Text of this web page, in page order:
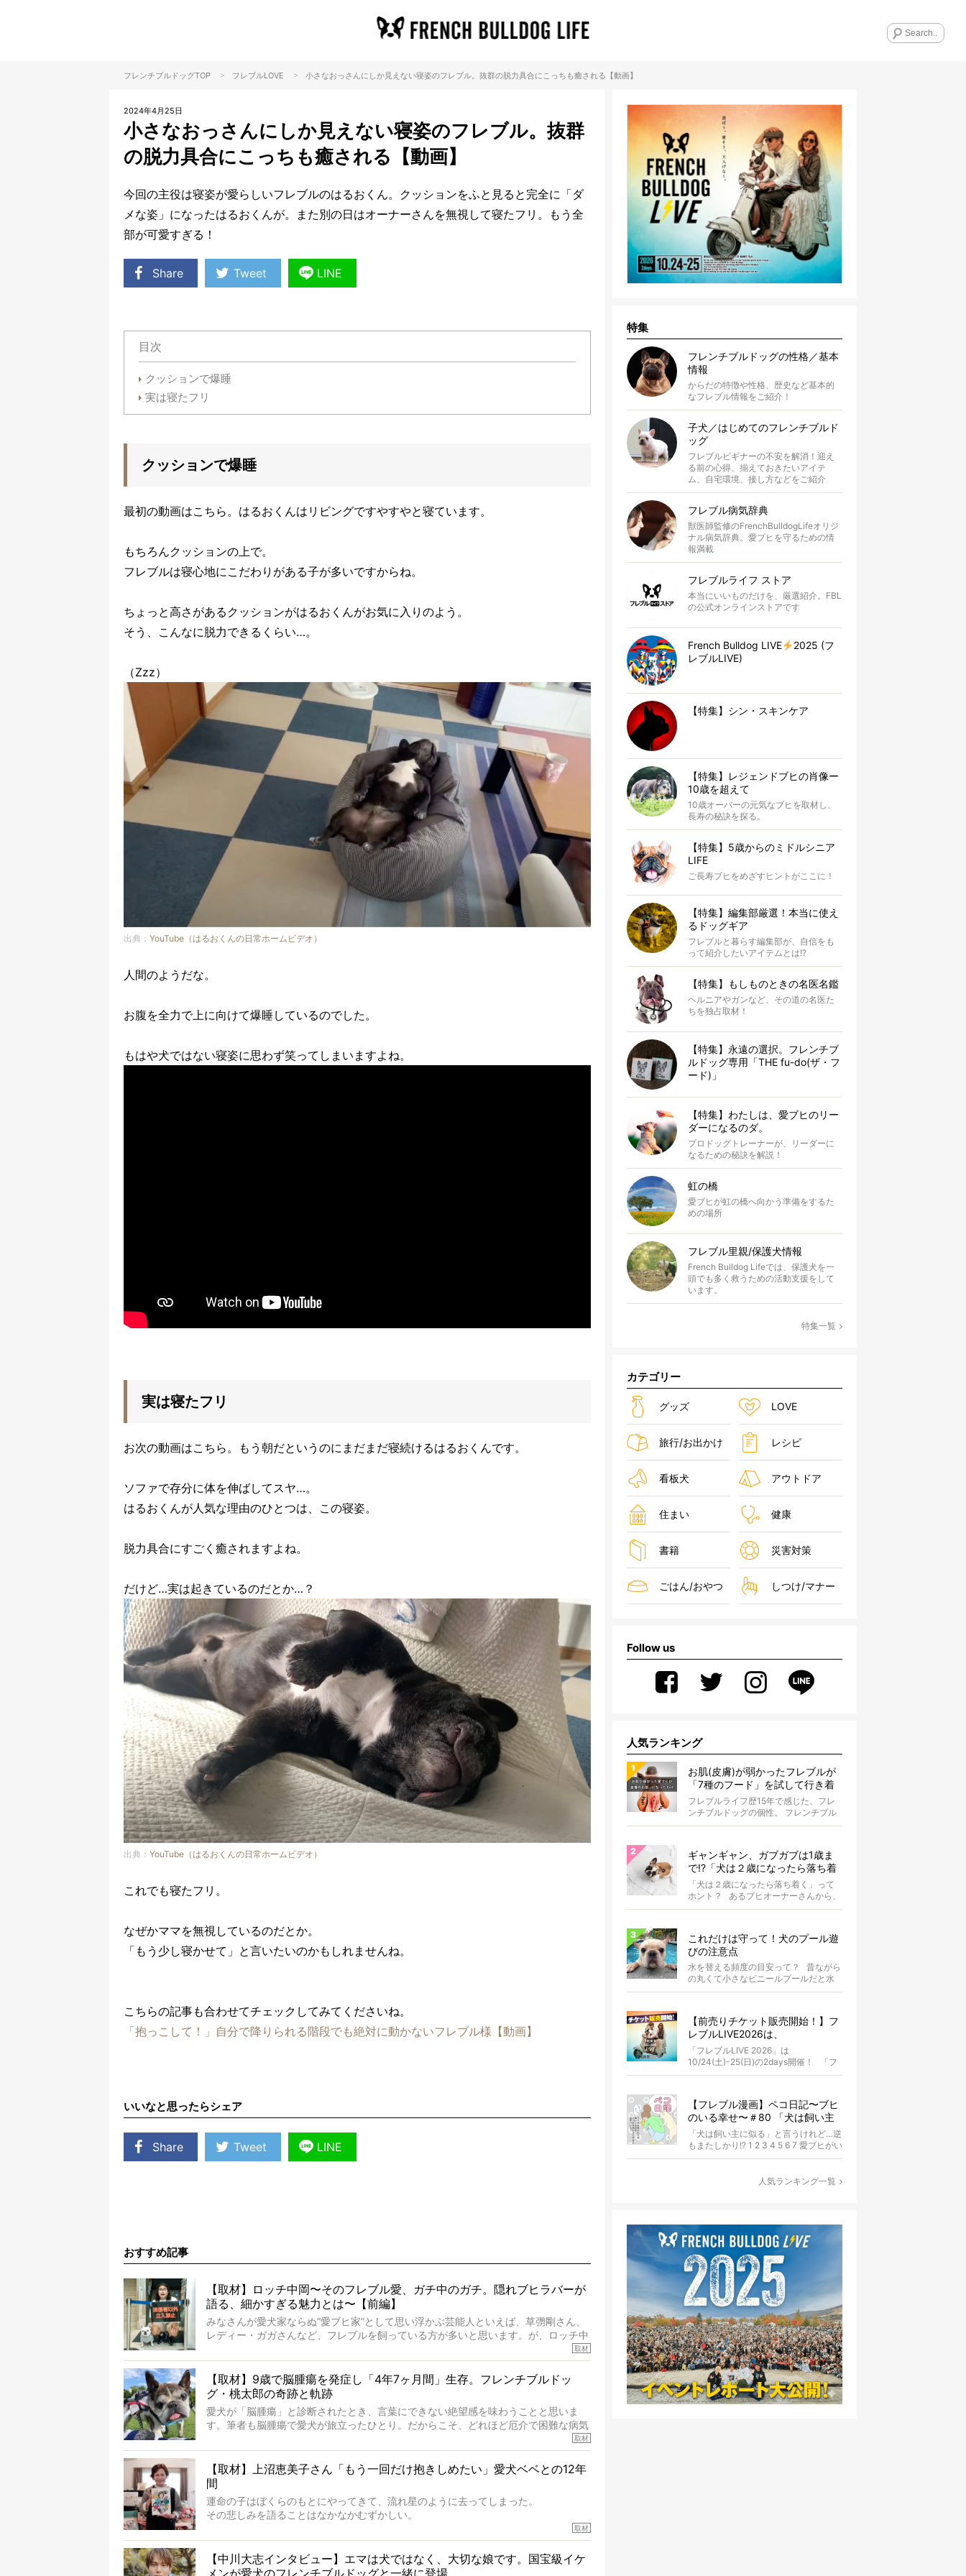
フレンチブルドッグTOP > フレブルLOVE > 小さなおっさんにしか見えない寝姿のフレブル。抜群の脱力具合にこっちも癒される【動画】
2024年4月25日
小さなおっさんにしか見えない寝姿のフレブル。抜群
の脱力具合にこっちも癒される【動画】
今回の主役は寝姿が愛らしいフレブルのはるおくん。クッションをふと見ると完全に「ダ
メな姿」になったはるおくんが。また別の日はオーナーさんを無視して寝たフリ。もう全
部が可愛すぎる！
Share Tweet LINE
目次
クッションで爆睡
実は寝たフリ
クッションで爆睡
最初の動画はこちら。はるおくんはリビングですやすやと寝ています。
もちろんクッションの上で。
フレブルは寝心地にこだわりがある子が多いですからね。
ちょっと高さがあるクッションがはるおくんがお気に入りのよう。
そう、こんなに脱力できるくらい…。
（Zzz）
出典： YouTube（はるおくんの日常ホームビデオ）
人間のようだな。
お腹を全力で上に向けて爆睡しているのでした。
もはや犬ではない寝姿に思わず笑ってしまいますよね。
実は寝たフリ
お次の動画はこちら。もう朝だというのにまだまだ寝続けるはるおくんです。
ソファで存分に体を伸ばしてスヤ…。
はるおくんが人気な理由のひとつは、この寝姿。
脱力具合にすごく癒されますよね。
だけど…実は起きているのだとか…？
出典： YouTube（はるおくんの日常ホームビデオ）
これでも寝たフリ。
なぜかママを無視しているのだとか。
「もう少し寝かせて」と言いたいのかもしれませんね。
こちらの記事も合わせてチェックしてみてくださいね。
「抱っこして！」自分で降りられる階段でも絶対に動かないフレブル様【動画】
いいなと思ったらシェア
Share Tweet LINE
おすすめ記事
【取材】ロッチ中岡〜そのフレブル愛、ガチ中のガチ。隠れブヒラバーが
語る、細かすぎる魅力とは〜【前編】
みなさんが愛犬家ならぬ“愛ブヒ家”として思い浮かぶ芸能人といえば、草彅剛さん、
レディー・ガガさんなど、フレブルを飼っている方が多いと思います。が、ロッチ中
岡さんも、じつは大のフレブルラバーだというのをご存知ですか？ フレブルを飼っ
ていないのにもかかわらず、中岡さんのインスタグラムを覗くと、たくさんのフレブ
ルアカウントがフォローされていて、わが『FRENCH BULLDOG LIFE』モデルのnico
やトーラスも、その中の一頭。
そんな中岡さんに、フレブルの魅力を語っていただきました。そのブヒ愛っぷりは、
思ってた以上！ ガチ中のガチでした!?
取材
【取材】9歳で脳腫瘍を発症し「4年7ヶ月間」生存。フレンチブルドッ
グ・桃太郎の奇跡と軌跡
愛犬が「脳腫瘍」と診断されたとき、言葉にできない絶望感を味わうことと思いま
す。筆者も脳腫瘍で愛犬が旅立ったひとり。だからこそ、どれほど厄介で困難な病気
かを理解をしているつもりです。「発症から1年生存すれば素晴らしい」とされるこ
の病気。
ところが、フレンチブルドッグの桃太郎は9歳で脳腫瘍を発症し、なんと4年7ヶ月間
も生き抜いたのです。旅立ったときの年齢は13歳と11ヶ月、レジェンド級のレジェン
ドでした。さらには、治療後3年間は一度も発作が起きなかったといいます。
この事実はフレンチブルドッグだけでなく、脳腫瘍と闘う多くの犬たちに勇気と希望
を与えるに違いありません。桃太郎のオーナーである佐藤さんご夫婦に、治療の選択
取材
【取材】上沼恵美子さん「もう一回だけ抱きしめたい」愛犬ベベとの12年
間
運命の子はぼくらのもとにやってきて、流れ星のように去ってしまった。
その悲しみを語ることはなかなかむずかしい。
けれども、ぼくらはそのことについて考えたいし、泣き出しそうな飼い主さんを目の
前にして、ほんのすこしでも寄り添いたいと思う。
その悲しみをいますぐ解消することはできないが、話をきいて、泣いたり笑ったりす
るのもいいだろう。
取材
【中川大志インタビュー】エマは犬ではなく、大切な娘です。国宝級イケ
特集
フレンチブルドッグの性格／基本
情報
からだの特徴や性格、歴史など基本的
なフレブル情報をご紹介！
子犬／はじめてのフレンチブルド
ッグ
フレブルビギナーの不安を解消！迎え
る前の心得、揃えておきたいアイテ
ム、自宅環境、接し方などをご紹介
フレブル病気辞典
獣医師監修のFrenchBulldogLifeオリジ
ナル病気辞典。愛ブヒを守るための情
報満載
フレブルライフ ストア
本当にいいものだけを、厳選紹介。FBL
の公式オンラインストアです
French Bulldog LIVE
2025 (フ
レブルLIVE)
【特集】シン・スキンケア
【特集】レジェンドブヒの肖像ー
10歳を超えて
10歳オーバーの元気なブヒを取材し、
長寿の秘訣を探る。
【特集】5歳からのミドルシニア
LIFE
ご長寿ブヒをめざすヒントがここに！
【特集】編集部厳選！本当に使え
るドッグギア
フレブルと暮らす編集部が、自信をも
って紹介したいアイテムとは!?
【特集】もしものときの名医名鑑
ヘルニアやガンなど、その道の名医た
ちを独占取材！
【特集】永遠の選択。フレンチブ
ルドッグ専用「THE fu-do(ザ・フ
ード)」
【特集】わたしは、愛ブヒのリー
ダーになるのダ。
プロドッグトレーナーが、リーダーに
なるための秘訣を解説！
虹の橋
愛ブヒが虹の橋へ向かう準備をするた
めの場所
フレブル里親/保護犬情報
French Bulldog Lifeでは、保護犬を一
頭でも多く救うための活動支援をして
います。
特集一覧
カテゴリー
グッズ LOVE
旅行/お出かけ レシピ
看板犬 アウトドア
住まい 健康
書籍 災害対策
ごはん/おやつ しつけ/マナー
Follow us
人気ランキング
お肌(皮膚)が弱かったフレブルが
「7種のフード」を試して行き着
いた「病院知らず」の実体験
フレブルライフ歴15年で感じた、フレ
ンチブルドッグの個性。 フレンチブル
ドッグと暮らしはじめて15年になる筆
ギャンギャン、ガブガブは1歳ま
で!?「犬は２歳になったら落ち着
く」という都市伝説は本当？
「犬は２歳になったら落ち着く」って
ホント？ あるブヒオーナーさんから、
こんな質問がありました。...
これだけは守って！犬のプール遊
びの注意点
水を替える頻度の目安って？ 昔ながら
の丸くて小さなビニールプールだと水
替えもさほど手間ではないけ...
【前売りチケット販売開始！】フ
レブルLIVE2026は、
10/24(土)-25(日)開催！フレブル
だらけのキャンプ・前夜祭・バス
プランも新登場!?
「フレブルLIVE 2026」は
10/24(土)-25(日)の2days開催！ 「フ
レブルLIV...
【フレブル漫画】ペコ日記〜ブヒ
のいる幸せ〜＃80 「犬は飼い主
に似る」と言うけれど…逆もまた
しかり!? 作・Cランチ
「犬は飼い主に似る」と言うけれど…逆
もまたしかり!? 1 2 3 4 5 6 7 愛ブヒがい
なかったら、マンホ...
人気ランキング一覧